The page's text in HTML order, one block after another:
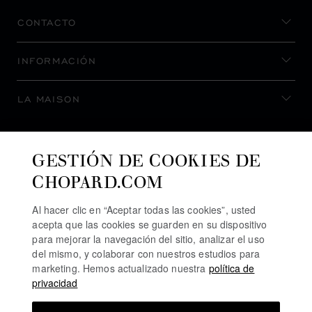
CONTACTO
INFORMACIÓN
LA MAISON
SUSCRIBIRSE AL BOLETÍN
GESTIÓN DE COOKIES DE
CHOPARD.COM
Al hacer clic en “Aceptar todas las cookies”, usted
acepta que las cookies se guarden en su dispositivo
para mejorar la navegación del sitio, analizar el uso
del mismo, y colaborar con nuestros estudios para
marketing. Hemos actualizado nuestra política de
privacidad